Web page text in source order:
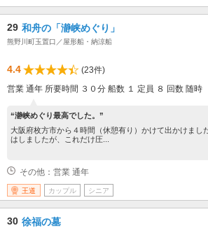
29 和舟の「瀞峡めぐり」
熊野川町玉置口／屋形船・納涼船
4.4
(23件)
営業 通年 所要時間 ３０分 船数 １ 定員 ８ 回数 随時
“瀞峡めぐり最高でした。”
大阪府枚方市から４時間（休憩有り）かけて出かけま
はしましたが、これだけ圧...
その他：営業 通年
王道 カップル シニア
30 徐福の墓